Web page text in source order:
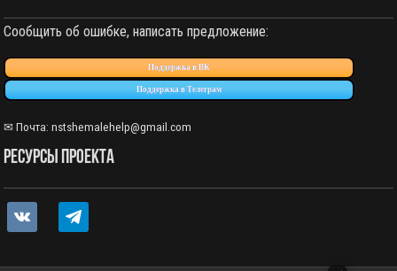
Сообщить об ошибке, написать предложение:
Поддержка в ВК
Поддержка в Телеграм
✉ Почта: nstshemalehelp@gmail.com
РЕСУРСЫ ПРОЕКТА
vkontakte telegram